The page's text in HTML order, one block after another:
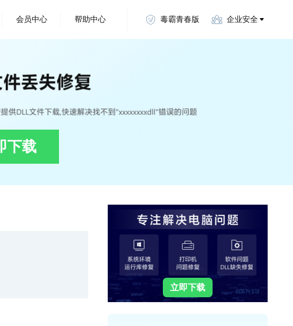
会员中心 帮助中心 毒霸青春版 企业安全
下载
立即下载